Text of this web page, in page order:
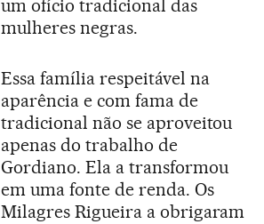
um ofício tradicional das
mulheres negras.
Essa família respeitável na
aparência e com fama de
tradicional não se aproveitou
apenas do trabalho de
Gordiano. Ela a transformou
em uma fonte de renda. Os
Milagres Rigueira a obrigaram